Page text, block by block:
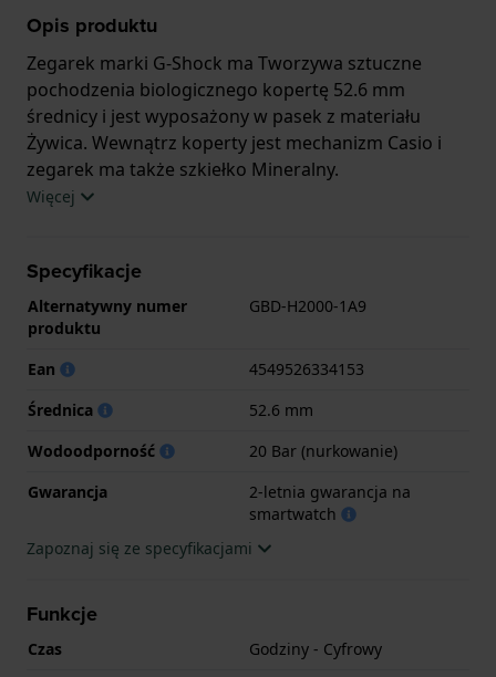
Opis produktu
Zegarek marki G-Shock ma Tworzywa sztuczne
pochodzenia biologicznego kopertę 52.6 mm
średnicy i jest wyposażony w pasek z materiału
Żywica. Wewnątrz koperty jest mechanizm Casio i
zegarek ma także szkiełko Mineralny.
.
Więcej
Specyfikacje
Alternatywny numer
produktu
GBD-H2000-1A9
Ean
4549526334153
Średnica
52.6 mm
Wodoodporność
20 Bar (nurkowanie)
Gwarancja
2-letnia gwarancja na
smartwatch
Zapoznaj się ze specyfikacjami
Funkcje
Czas
Godziny - Cyfrowy